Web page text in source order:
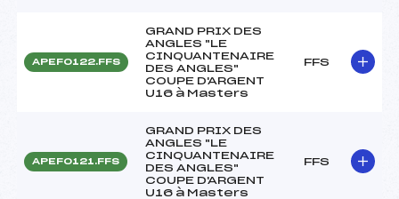
APEF0122.FFS
GRAND PRIX DES
ANGLES "LE
CINQUANTENAIRE
DES ANGLES"
COUPE D'ARGENT
U16 à Masters
FFS
APEF0121.FFS
GRAND PRIX DES
ANGLES "LE
CINQUANTENAIRE
DES ANGLES"
COUPE D'ARGENT
U16 à Masters
FFS